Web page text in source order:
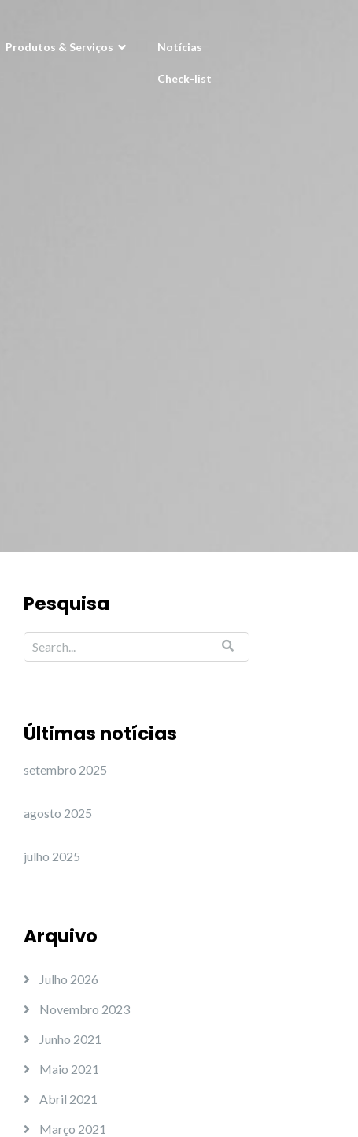
Produtos & Serviços Notícias
Check-list
Pesquisa
Últimas notícias
setembro 2025
agosto 2025
julho 2025
Arquivo
Julho 2026
Novembro 2023
Junho 2021
Maio 2021
Abril 2021
Março 2021